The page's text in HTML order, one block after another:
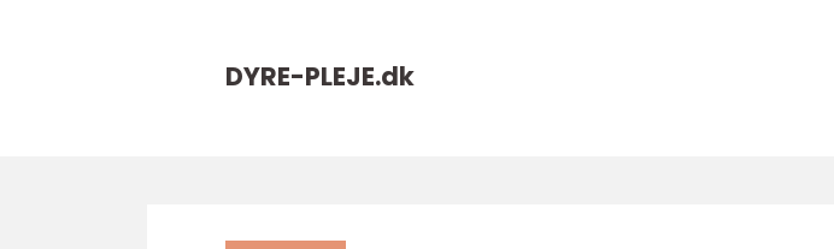
DYRE-PLEJE.dk